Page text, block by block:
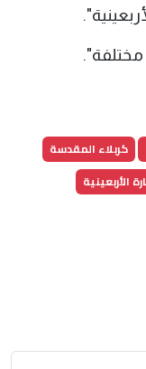
كربلاء المقدسة
الأربعينية